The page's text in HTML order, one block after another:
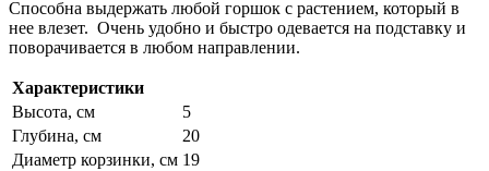
Способна выдержать любой горшок с растением, который в
нее влезет. Очень удобно и быстро одевается на подставку и
поворачивается в любом направлении.
Характеристики
Высота, см
5
Глубина, см
20
Диаметр корзинки, см 19